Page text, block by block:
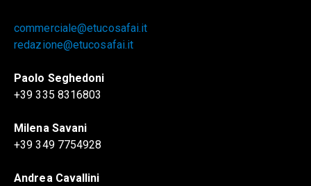
commerciale@etucosafai.it
redazione@etucosafai.it
Paolo Seghedoni
+39 335 8316803
Milena Savani
+39 349 7754928
Andrea Cavallini